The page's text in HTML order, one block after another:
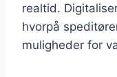
realtid.
hvorpå
muligheder for